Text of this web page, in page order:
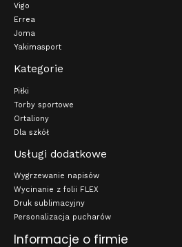
Vigo
Errea
Joma
Yakimasport
Kategorie
Piłki
Torby sportowe
Ortaliony
Dla szkół
Usługi dodatkowe
Wygrzewanie napisów
Wycinanie z folii FLEX
Druk sublimacyjny
Personalizacja pucharów
Informacje o firmie